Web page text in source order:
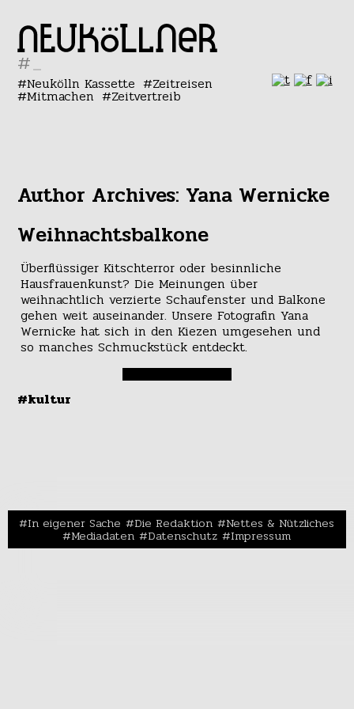
#
Neukölln Kassette Zeitreisen
Mitmachen Zeitvertreib
Author Archives: Yana Wernicke
Weihnachtsbalkone
Überflüssiger Kitschterror oder besinnliche
Hausfrauenkunst? Die Meinungen über
weihnachtlich verzierte Schaufenster und Balkone
gehen weit auseinander. Unsere Fotografin Yana
Wernicke hat sich in den Kiezen umgesehen und
so manches Schmuckstück entdeckt.
#kultur
In eigener Sache Die Redaktion Nettes & Nützliches
Mediadaten Datenschutz Impressum